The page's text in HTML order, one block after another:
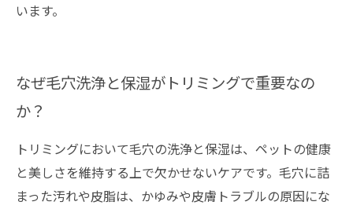
います。
なぜ毛穴洗浄と保湿がトリミングで重要なの
か？
トリミングにおいて毛穴の洗浄と保湿は、ペットの健康
と美しさを維持する上で欠かせないケアです。毛穴に詰
まった汚れや皮脂は、かゆみや皮膚トラブルの原因にな